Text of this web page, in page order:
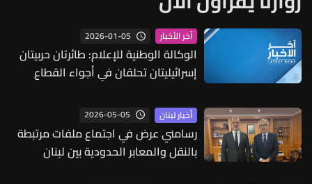
آخر الأخبار 2026-01-05
الوكالة الوطنية للإعلام: طائرتان حربيتان
إسرائيليتان تحلقان في أجواء القطاع
مناطق مرجعيون والخيام والبلدات
المحيطة
أخبار لبنان 2026-05-05
رسامني عرض في اجتماع ملفات مرتبطة
بالنقل والمعابر الحدودية بين لبنان